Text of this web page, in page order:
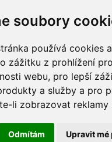
soubory
používá cookies
zážitku z prohlížení
webu, pro lepší
a služby a pro
li zobrazovat reklamy
Odmítám Upravit
Telefon: +420 602
E-mail: